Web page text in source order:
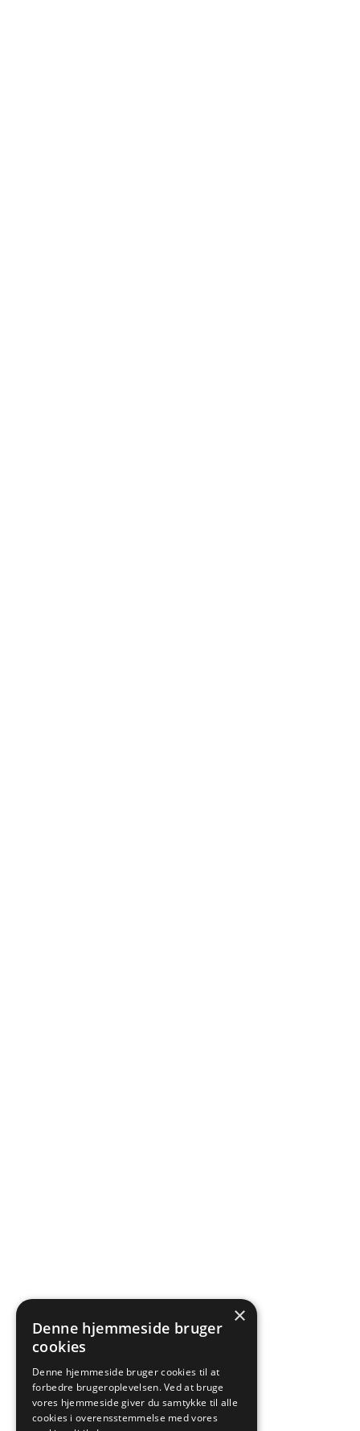
×
Denne hjemmeside bruger
cookies
Denne hjemmeside bruger cookies til at
forbedre brugeroplevelsen. Ved at bruge
vores hjemmeside giver du samtykke til alle
cookies i overensstemmelse med vores